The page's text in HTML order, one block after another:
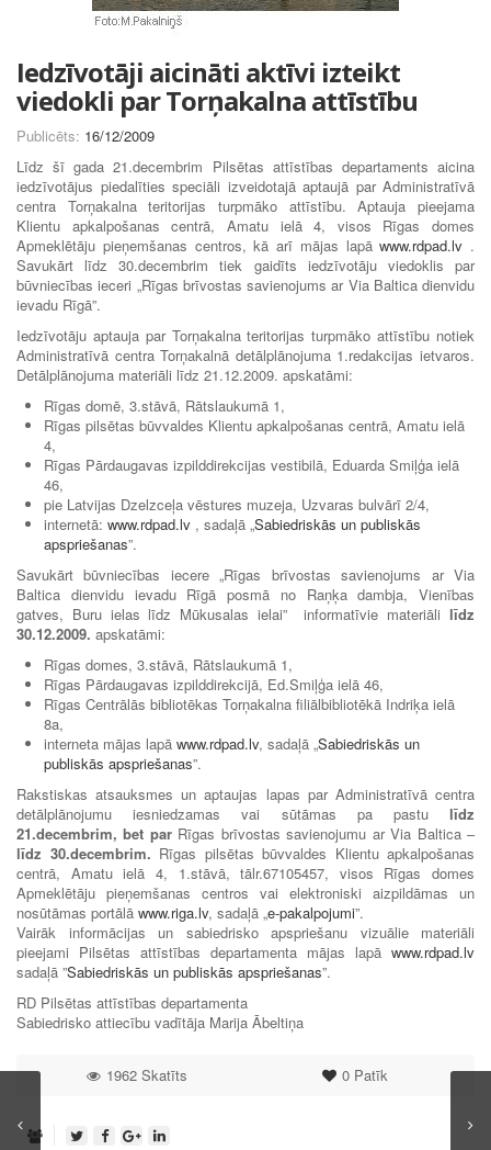
Iedzīvotāji aicināti aktīvi izteikt
viedokli par Torņakalna attīstību
Publicēts: 16/12/2009
Līdz šī gada 21.decembrim Pilsētas attīstības departaments aicina
iedzīvotājus piedalīties speciāli izveidotajā aptaujā par Administratīvā
centra Torņakalna teritorijas turpmāko attīstību. Aptauja pieejama
Klientu apkalpošanas centrā, Amatu ielā 4, visos Rīgas domes
Apmeklētāju pieņemšanas centros, kā arī mājas lapāwww.rdpad.lv .
Savukārt līdz 30.decembrim tiek gaidīts iedzīvotāju viedoklis par
būvniecības ieceri „Rīgas brīvostas savienojums ar Via Baltica dienvidu
ievadu Rīgā”.
Iedzīvotāju aptauja par Torņakalna teritorijas turpmāko attīstību notiek
Administratīvā centra Torņakalnā detālplānojuma 1.redakcijas ietvaros.
Detālplānojuma materiāli līdz 21.12.2009. apskatāmi:
Rīgas domē, 3.stāvā, Rātslaukumā 1,
Rīgas pilsētas būvvaldes Klientu apkalpošanas centrā, Amatu ielā
4,
Rīgas Pārdaugavas izpilddirekcijas vestibilā, Eduarda Smiļģa ielā
46,
pie Latvijas Dzelzceļa vēstures muzeja, Uzvaras bulvārī 2/4,
internetā: www.rdpad.lv , sadaļā „Sabiedriskās un publiskās
apspriešanas”.
Savukārt būvniecības iecere „Rīgas brīvostas savienojums ar Via
Baltica dienvidu ievadu Rīgā posmā no Raņķa dambja, Vienības
gatves, Buru ielas līdz Mūkusalas ielai” informatīvie materiāli līdz
30.12.2009. apskatāmi:
Rīgas domes, 3.stāvā, Rātslaukumā 1,
Rīgas Pārdaugavas izpilddirekcijā, Ed.Smiļģa ielā 46,
Rīgas Centrālās bibliotēkas Torņakalna filiālbibliotēkā Indriķa ielā
8a,
interneta mājas lapā www.rdpad.lv, sadaļā „Sabiedriskās un
publiskās apspriešanas”.
Rakstiskas atsauksmes un aptaujas lapas par Administratīvā centra
detālplānojumu iesniedzamas vai sūtāmas pa pastu līdz
21.decembrim,bet par Rīgas brīvostas savienojumu ar Via Baltica –
līdz 30.decembrim. Rīgas pilsētas būvvaldes Klientu apkalpošanas
centrā, Amatu ielā 4, 1.stāvā, tālr.67105457, visos Rīgas domes
Apmeklētāju pieņemšanas centros vai elektroniski aizpildāmas un
nosūtāmas portālā www.riga.lv, sadaļā „e-pakalpojumi”.
Vairāk informācijas un sabiedrisko apspriešanu vizuālie materiāli
pieejami Pilsētas attīstības departamenta mājas lapā www.rdpad.lv
sadaļā ”Sabiedriskās un publiskās apspriešanas”.
RD Pilsētas attīstības departamenta
Sabiedrisko attiecību vadītāja Marija Ābeltiņa
0Patīk
1962 Skatīts